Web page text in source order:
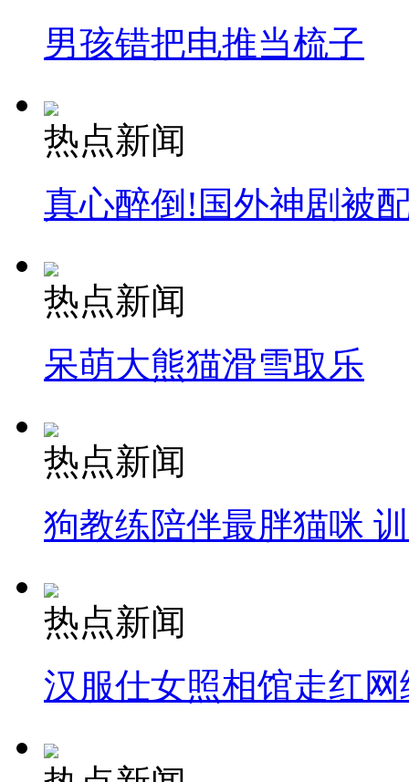
男孩错把电推当梳子
热点新闻
真心醉倒!国外神剧被
热点新闻
呆萌大熊猫滑雪取乐
热点新闻
狗教练陪伴最胖猫咪
热点新闻
汉服仕女照相馆走红网